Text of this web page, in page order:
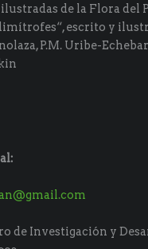
de la Flora del
escrito y
P.M. Uribe-
de Investigación y